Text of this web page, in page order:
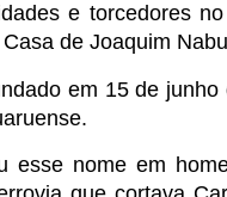
e torcedores
de Joaquim
em 15 de
esse nome em